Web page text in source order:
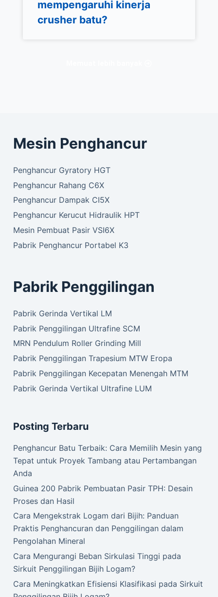
mempengaruhi kinerja
crusher batu?
Mesin Penghancur
Penghancur Gyratory HGT
Penghancur Rahang C6X
Penghancur Dampak CI5X
Penghancur Kerucut Hidraulik HPT
Mesin Pembuat Pasir VSI6X
Pabrik Penghancur Portabel K3
Pabrik Penggilingan
Pabrik Gerinda Vertikal LM
Pabrik Penggilingan Ultrafine SCM
MRN Pendulum Roller Grinding Mill
Pabrik Penggilingan Trapesium MTW Eropa
Pabrik Penggilingan Kecepatan Menengah MTM
Pabrik Gerinda Vertikal Ultrafine LUM
Posting Terbaru
Penghancur Batu Terbaik: Cara Memilih Mesin yang
Tepat untuk Proyek Tambang atau Pertambangan
Anda
Guinea 200 Pabrik Pembuatan Pasir TPH: Desain
Proses dan Hasil
Cara Mengekstrak Logam dari Bijih: Panduan
Praktis Penghancuran dan Penggilingan dalam
Pengolahan Mineral
Cara Mengurangi Beban Sirkulasi Tinggi pada
Sirkuit Penggilingan Bijih Logam?
Cara Meningkatkan Efisiensi Klasifikasi pada Sirkuit